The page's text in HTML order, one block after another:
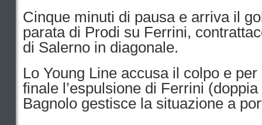
Cinque minuti di pausa e arriva il
parata di Prodi su Ferrini,
di Salerno in diagonale.
Lo Young Line accusa il colpo e
finale l’espulsione di Ferrini
Bagnolo gestisce la situazione a